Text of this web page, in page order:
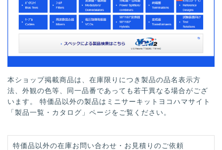
本ショップ掲載商品は、在庫限りにつき製品の品名表示方
法、外観の色等、同一品番であっても若干異なる場合がござ
います。 特価品以外の製品はミニサーキットヨコハマサイト
「製品一覧・カタログ」ページをご覧ください。
特価品以外の在庫お問い合わせ・お見積りのご依頼